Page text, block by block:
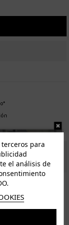
12.00h serán enviados el
para
el análisis de